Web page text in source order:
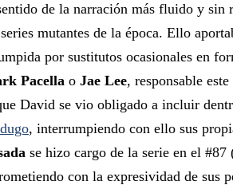
de la narración más fluido y sin
mutantes de la época. Ello
por sustitutos ocasionales en
Pacella o Jae Lee, responsable
David se vio obligado a incluir
, interrumpiendo con ello sus
se hizo cargo de la serie en el #87
con la expresividad de sus